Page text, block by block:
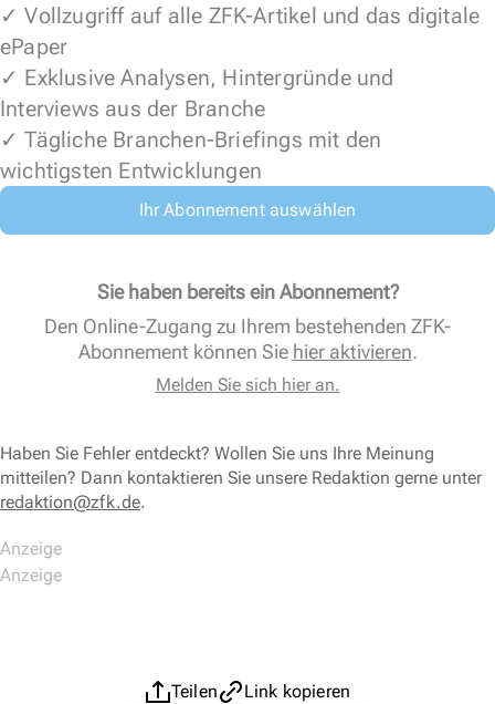
✓ Vollzugriff auf alle ZFK-Artikel und das digitale
ePaper
✓ Exklusive Analysen, Hintergründe und
Interviews aus der Branche
✓ Tägliche Branchen-Briefings mit den
wichtigsten Entwicklungen
Ihr Abonnement auswählen
Sie haben bereits ein Abonnement?
Den Online-Zugang zu Ihrem bestehenden ZFK-
Abonnement können Sie hier aktivieren.
Melden Sie sich hier an.
Haben Sie Fehler entdeckt? Wollen Sie uns Ihre Meinung
mitteilen? Dann kontaktieren Sie unsere Redaktion gerne unter
redaktion@zfk.de.
Teilen
Link kopieren